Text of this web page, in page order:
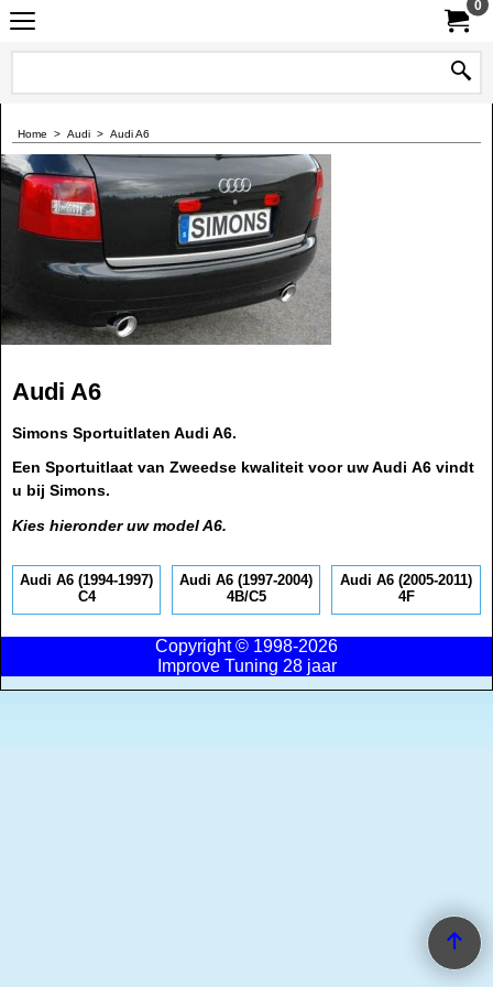
0
Home > Audi > Audi A6
Audi A6
Simons Sportuitlaten Audi A6.
Een Sportuitlaat van Zweedse kwaliteit voor uw Audi A6 vindt
u bij Simons.
Kies hieronder uw model A6.
Audi A6 (1994-1997)
C4
Audi A6 (1997-2004)
4B/C5
Audi A6 (2005-2011)
4F
Copyright © 1998-2026
Improve Tuning 28 jaar